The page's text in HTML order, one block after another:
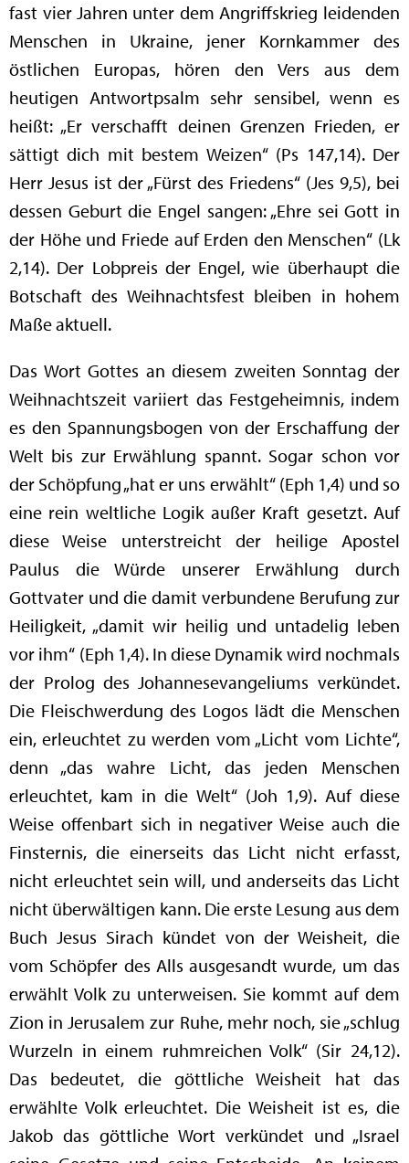
fast vier Jahren unter dem Angriffskrieg leidenden
Menschen in Ukraine, jener Kornkammer des
östlichen Europas, hören den Vers aus dem
heutigen Antwortpsalm sehr sensibel, wenn es
heißt: „Er verschafft deinen Grenzen Frieden, er
sättigt dich mit bestem Weizen“ (Ps 147,14). Der
Herr Jesus ist der „Fürst des Friedens“ (Jes 9,5), bei
dessen Geburt die Engel sangen: „Ehre sei Gott in
der Höhe und Friede auf Erden den Menschen“ (Lk
2,14). Der Lobpreis der Engel, wie überhaupt die
Botschaft des Weihnachtsfest bleiben in hohem
Maße aktuell.
Das Wort Gottes an diesem zweiten Sonntag der
Weihnachtszeit variiert das Festgeheimnis, indem
es den Spannungsbogen von der Erschaffung der
Welt bis zur Erwählung spannt. Sogar schon vor
der Schöpfung „hat er uns erwählt“ (Eph 1,4) und so
eine rein weltliche Logik außer Kraft gesetzt. Auf
diese Weise unterstreicht der heilige Apostel
Paulus die Würde unserer Erwählung durch
Gottvater und die damit verbundene Berufung zur
Heiligkeit, „damit wir heilig und untadelig leben
vor ihm“ (Eph 1,4). In diese Dynamik wird nochmals
der Prolog des Johannesevangeliums verkündet.
Die Fleischwerdung des Logos lädt die Menschen
ein, erleuchtet zu werden vom „Licht vom Lichte“,
denn „das wahre Licht, das jeden Menschen
erleuchtet, kam in die Welt“ (Joh 1,9). Auf diese
Weise offenbart sich in negativer Weise auch die
Finsternis, die einerseits das Licht nicht erfasst,
nicht erleuchtet sein will, und anderseits das Licht
nicht überwältigen kann. Die erste Lesung aus dem
Buch Jesus Sirach kündet von der Weisheit, die
vom Schöpfer des Alls ausgesandt wurde, um das
erwählt Volk zu unterweisen. Sie kommt auf dem
Zion in Jerusalem zur Ruhe, mehr noch, sie „schlug
Wurzeln in einem ruhmreichen Volk“ (Sir 24,12).
Das bedeutet, die göttliche Weisheit hat das
erwählte Volk erleuchtet. Die Weisheit ist es, die
Jakob das göttliche Wort verkündet und „Israel